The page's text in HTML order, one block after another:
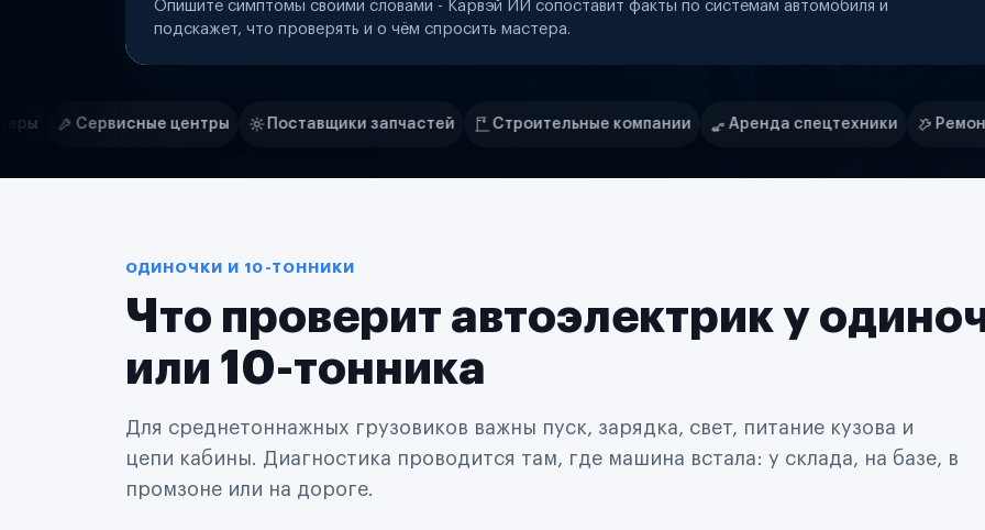
Опишите симптомы своими словами - Карвэй ИИ сопоставит факты по системам автомобиля и
подскажет, что проверять и о чём спросить мастера.
Нам доверяют
центры Поставщики запчастей Строительные компании Аренда спецтехники Ремонт спецтехники
Маркетплейсы
Логистические компании
Поставщики запчастей
Строительные компании
Ремонт спецтехники
Управляющие компании
Страховые компании
B2B-дистрибьюторы
ОДИНОЧКИ И 10-ТОННИКИ
Что проверит автоэлектрик у
или 10-тонника
Для среднетоннажных грузовиков важны пуск, зарядка, свет, питание кузова и
цепи кабины. Диагностика проводится там, где машина встала: у склада, на базе, в
промзоне или на дороге.